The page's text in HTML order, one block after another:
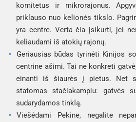
komitetus ir mikrorajonus.
priklauso nuo kelionės tikslo.
yra centre. Verta čia įsikurti, jei
keliaudami iš atokių rajonų.
Geriausias būdas tyrinėti Kinijos
centrine ašimi. Tai ne konkreti
einanti iš šiaurės į pietus. Net
statomas stačiakampiu: gatvės
sudarydamos tinklą.
Viešėdami Pekine, negalite